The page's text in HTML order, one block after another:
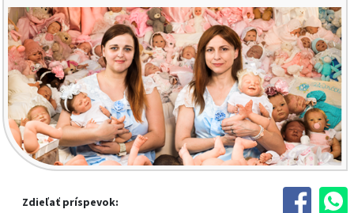
Zdieľať príspevok: